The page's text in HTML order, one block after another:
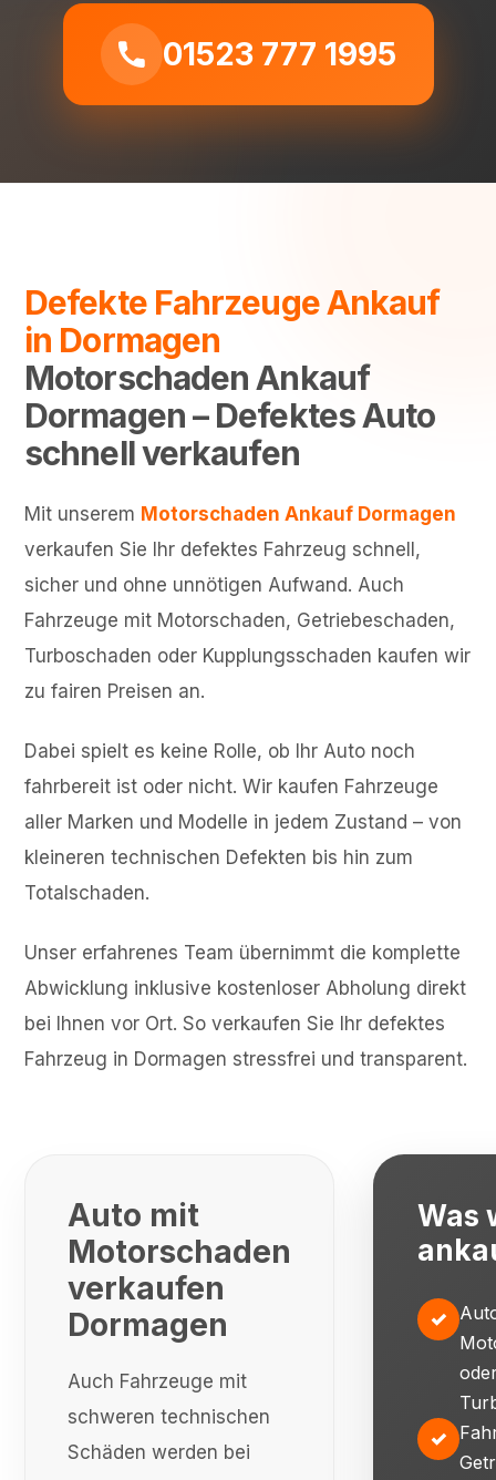
01523 777 1995
Defekte Fahrzeuge Ankauf
in Dormagen
Motorschaden Ankauf
Dormagen – Defektes Auto
schnell verkaufen
Mit unserem Motorschaden Ankauf Dormagen
verkaufen Sie Ihr defektes Fahrzeug schnell,
sicher und ohne unnötigen Aufwand. Auch
Fahrzeuge mit Motorschaden, Getriebeschaden,
Turboschaden oder Kupplungsschaden kaufen wir
zu fairen Preisen an.
Dabei spielt es keine Rolle, ob Ihr Auto noch
fahrbereit ist oder nicht. Wir kaufen Fahrzeuge
aller Marken und Modelle in jedem Zustand – von
kleineren technischen Defekten bis hin zum
Totalschaden.
Unser erfahrenes Team übernimmt die komplette
Abwicklung inklusive kostenloser Abholung direkt
bei Ihnen vor Ort. So verkaufen Sie Ihr defektes
Fahrzeug in Dormagen stressfrei und transparent.
Auto mit
Motorschaden
verkaufen
Dormagen
Auch Fahrzeuge mit
schweren technischen
Schäden werden bei
Was
✓
✓